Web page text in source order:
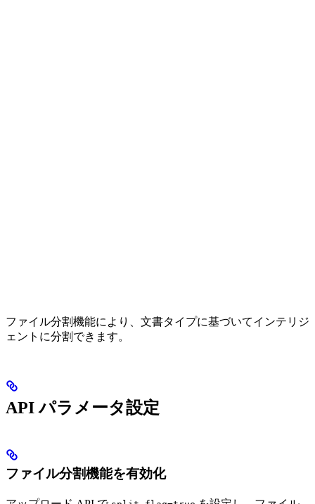
ファイル分割機能により、文書タイプに基づいてインテリジ
ェントに分割できます。
API パラメータ設定
ファイル分割機能を有効化